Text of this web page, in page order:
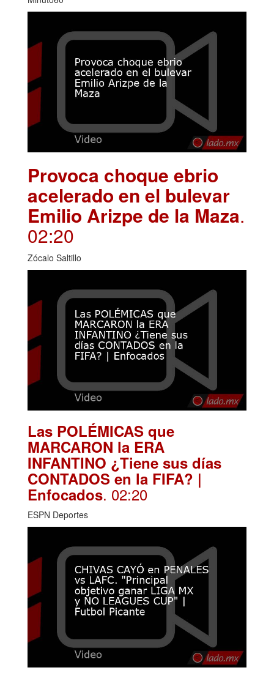
Provoca choque ebrio
acelerado en el bulevar
Emilio Arizpe de la Maza.
02:20
Zócalo Saltillo
Las POLÉMICAS que
MARCARON la ERA
INFANTINO ¿Tiene sus días
CONTADOS en la FIFA? |
Enfocados. 02:20
ESPN Deportes